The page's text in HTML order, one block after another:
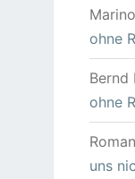
ohne
Bernd
ohne
uns